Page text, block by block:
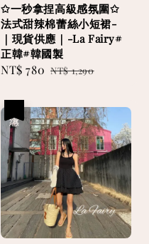
✩一秒拿捏高級感氛圍✩
法式甜辣棉蕾絲小短裙-
｜現貨供應｜-La Fairy#
正韓#韓國製
Sale
NT$ 780 Regular
NT$ 1,290